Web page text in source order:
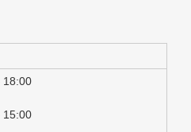
18:00
15:00